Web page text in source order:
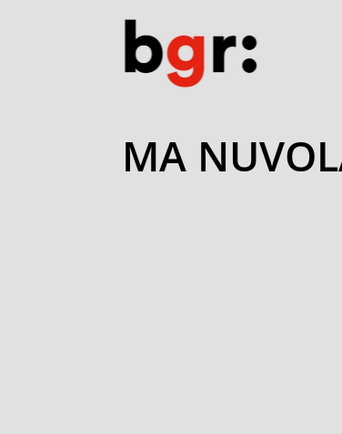
MA